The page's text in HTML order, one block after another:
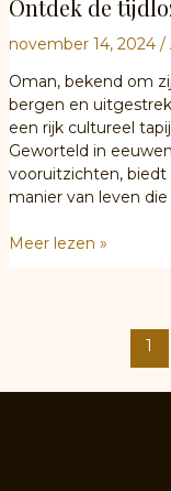
Ontdek de
november 14, 2024 /
Oman, bekend om
bergen en
een rijk cultureel
Geworteld in
vooruitzichten, biedt
manier van leven
Traditionele
Meer lezen »
1